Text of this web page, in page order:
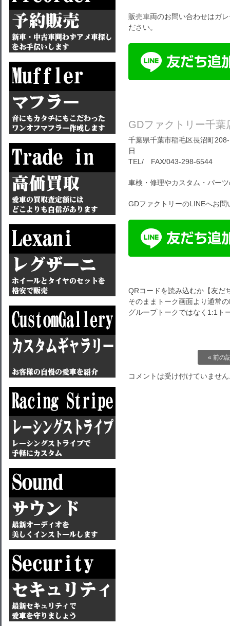
販売車両のお問い合わせはガ
ださい。
GDファクトリー千葉
千葉県千葉市稲毛区長沼町
日
TEL/ FAX/043-298-6544
車検・修理やカスタム・パー
GDファクトリーのLINEへお問
QRコードを読み込むか【友だ
そのままトーク画面より通常
グループトークではなく1:1ト
« 前の
コメントは受け付けていませ